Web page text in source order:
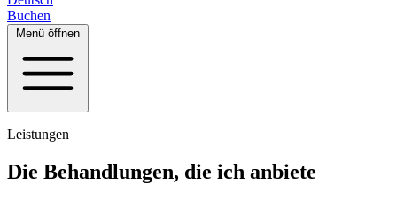
Buchen
Menü öffnen
Leistungen
Die Behandlungen, die ich anbiete